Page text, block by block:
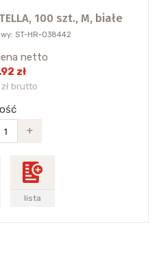
100 szt., M, białe
ST-HR-038442
netto
zł
brutto
+
lista